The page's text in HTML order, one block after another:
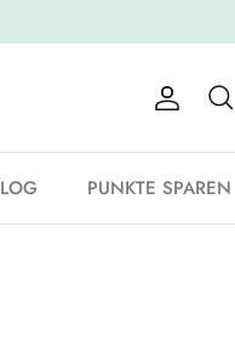
KontoSuche
PUNKTE SPAREN